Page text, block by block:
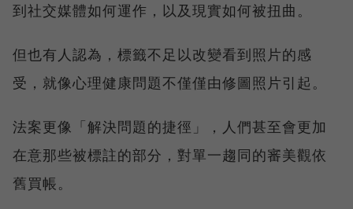
到社交媒體如何運作，以及現實如何被扭曲。
但也有人認為，標籤不足以改變看到照片的感
受，就像心理健康問題不僅僅由修圖照片引起。
法案更像「解決問題的捷徑」，人們甚至會更加
在意那些被標註的部分，對單一趨同的審美觀依
舊買帳。